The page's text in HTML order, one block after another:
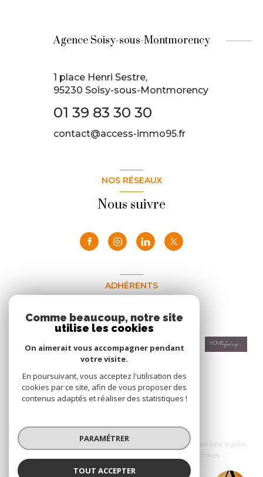
Agence Soisy-sous-Montmorency
1 place Henri Sestre,
95230 Soisy-sous-Montmorency
01 39 83 30 30
contact@access-immo95.fr
NOS RÉSEAUX
Nous suivre
ADHÉRENTS
Nous adhérons
© 2026 | Tous droits réservés
Nos honoraires
Nos partenaires
Mentions légales
Cookies
Comme beaucoup, notre site
utilise les cookies
On aimerait vous accompagner pendant
votre visite.
En poursuivant, vous acceptez l'utilisation des
cookies par ce site, afin de vous proposer des
contenus adaptés et réaliser des statistiques !
PARAMÉTRER
TOUT ACCEPTER